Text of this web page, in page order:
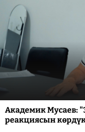
Академик Мусаев:
реакциясын